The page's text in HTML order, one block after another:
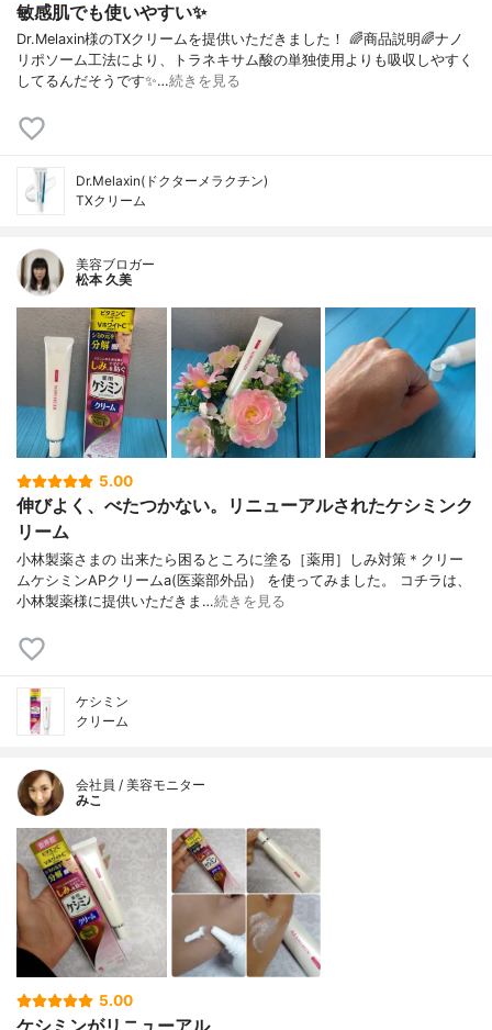
敏感肌でも使いやすい✨
Dr.Melaxin様のTXクリームを提供いただきました！ 🌈商品説明🌈ナノ
リポソーム工法により、トラネキサム酸の単独使用よりも吸収しやすく
してるんだそうです✨…続きを見る
Dr.Melaxin(ドクターメラクチン)
TXクリーム
美容ブロガー
松本 久美
5.00
伸びよく、べたつかない。リニューアルされたケシミンク
リーム
小林製薬さまの 出来たら困るところに塗る［薬用］しみ対策＊クリー
ムケシミンAPクリームa(医薬部外品） を使ってみました。 コチラは、
小林製薬様に提供いただきま…続きを見る
ケシミン
クリーム
会社員 / 美容モニター
みこ
5.00
ケシミンがリニューアル